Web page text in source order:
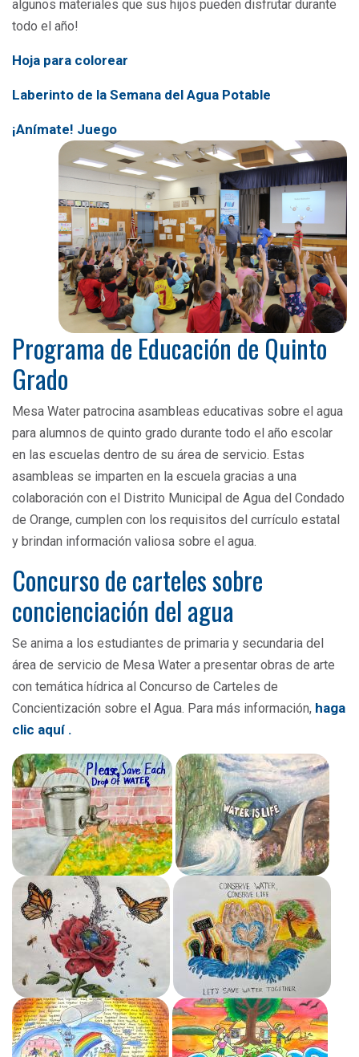
algunos materiales que sus hijos pueden disfrutar durante
todo el año!
Hoja para colorear
Laberinto de la Semana del Agua Potable
¡Anímate! Juego
Programa de Educación de Quinto
Grado
Mesa Water patrocina asambleas educativas sobre el agua
para alumnos de quinto grado durante todo el año escolar
en las escuelas dentro de su área de servicio. Estas
asambleas se imparten en la escuela gracias a una
colaboración con el Distrito Municipal de Agua del Condado
de Orange, cumplen con los requisitos del currículo estatal
y brindan información valiosa sobre el agua.
Concurso de carteles sobre
concienciación del agua
Se anima a los estudiantes de primaria y secundaria del
área de servicio de Mesa Water a presentar obras de arte
con temática hídrica al Concurso de Carteles de
Concientización sobre el Agua. Para más información, haga
clic aquí .